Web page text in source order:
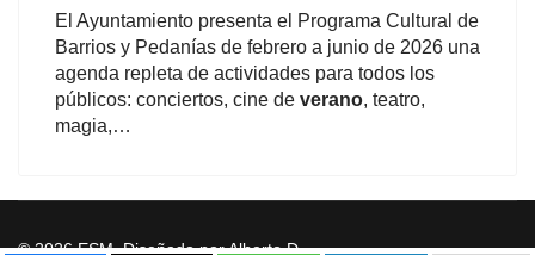
El Ayuntamiento presenta el Programa Cultural de
Barrios y Pedanías de febrero a junio de 2026 una
agenda repleta de actividades para todos los
públicos: conciertos, cine de verano, teatro,
magia,…
© 2026 ESM. Diseñado por Alberto D.